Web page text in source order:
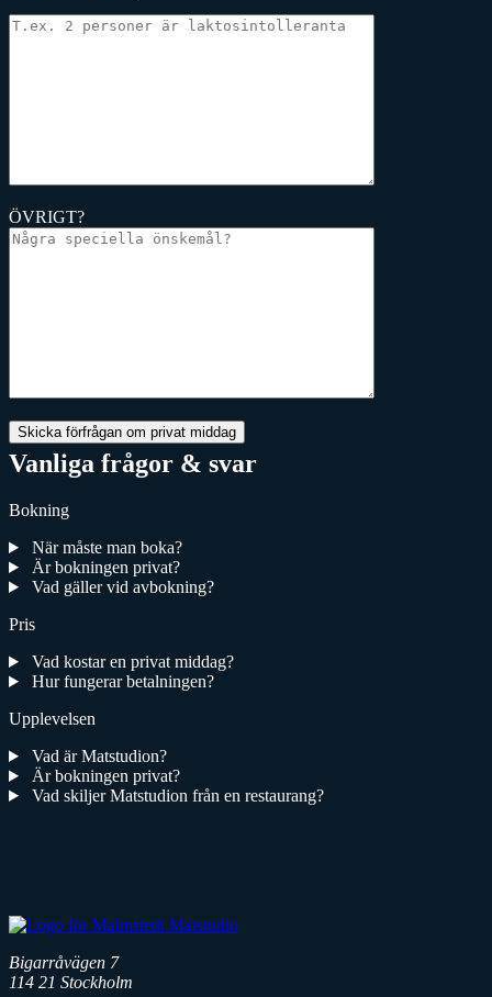
ÖVRIGT?
Vanliga frågor & svar
Bokning
När måste man boka?
Är bokningen privat?
Vad gäller vid avbokning?
Pris
Vad kostar en privat middag?
Hur fungerar betalningen?
Upplevelsen
Vad är Matstudion?
Är bokningen privat?
Vad skiljer Matstudion från en restaurang?
Bigarråvägen 7
114 21 Stockholm